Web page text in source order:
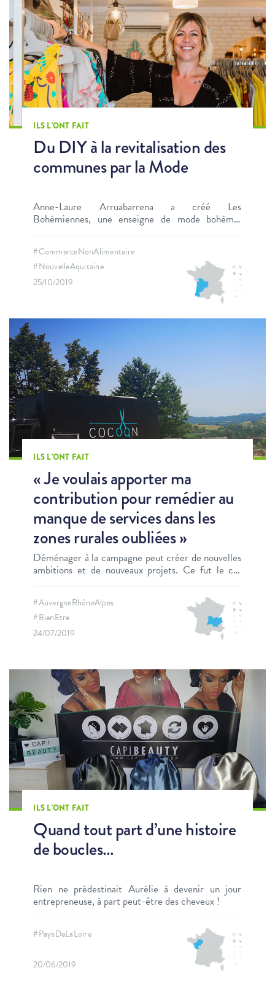
ILS L'ONT FAIT
Du DIY à la revitalisation des
communes par la Mode
Anne-Laure Arruabarrena a créé Les
Bohémiennes, une enseigne de mode bohème,
#CommerceNonAlimentaire
#NouvelleAquitaine
25/10/2019
ILS L'ONT FAIT
« Je voulais apporter ma
contribution pour remédier au
manque de services dans les
zones rurales oubliées »
Déménager à la campagne peut créer de nouvelles
ambitions et de nouveaux projets. Ce fut le cas
#AuvergneRhôneAlpes
#BienEtre
24/07/2019
ILS L'ONT FAIT
Quand tout part d’une histoire
de boucles…
Rien ne prédestinait Aurélie à devenir un jour
entrepreneuse, à part peut-être des cheveux !
#PaysDeLaLoire
20/06/2019